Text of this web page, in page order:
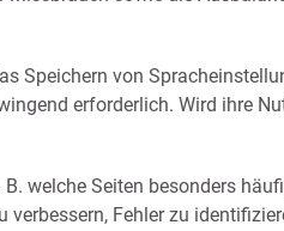
Speichern von
erforderlich. Wird ihre
welche Seiten besonders
Fehler zu